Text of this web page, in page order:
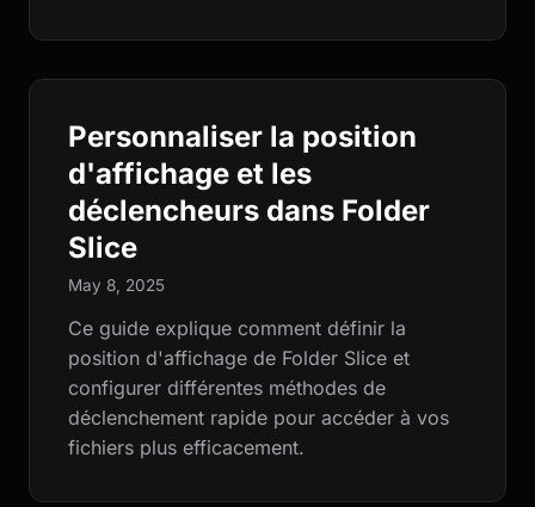
Personnaliser la position
d'affichage et les
déclencheurs dans Folder
Slice
May 8, 2025
Ce guide explique comment définir la
position d'affichage de Folder Slice et
configurer différentes méthodes de
déclenchement rapide pour accéder à vos
fichiers plus efficacement.